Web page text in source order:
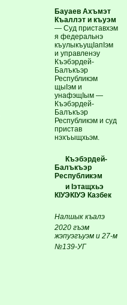
Бауаев Ахъмэт
Къаллэт и къуэм
— Суд приставхэм
я федеральнэ
къулыкъущIапIэм
и управленэу
Къэбэрдей-
Балъкъэр
Республикэм
щыIэм и
унафэщIым —
Къэбэрдей-
Балъкъэр
Республикэм и суд
пристав
нэхъыщхьэм.
Къэбэрдей-
Балъкъэр
Республикэм
и Iэтащхьэ
КIУЭКIУЭ Казбек
Налшык къалэ
2020 гъэм
жэпуэгъуэм и 27-м
№139-УГ